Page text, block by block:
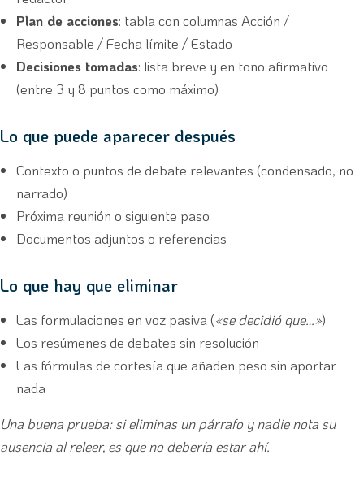
Plan de acciones: tabla con columnas Acción /
Responsable / Fecha límite / Estado
Decisiones tomadas: lista breve y en tono afirmativo
(entre 3 y 8 puntos como máximo)
Lo que puede aparecer después
Contexto o puntos de debate relevantes (condensado, no
narrado)
Próxima reunión o siguiente paso
Documentos adjuntos o referencias
Lo que hay que eliminar
Las formulaciones en voz pasiva («se decidió que…»)
Los resúmenes de debates sin resolución
Las fórmulas de cortesía que añaden peso sin aportar
nada
Una buena prueba: si eliminas un párrafo y nadie nota su
ausencia al releer, es que no debería estar ahí.